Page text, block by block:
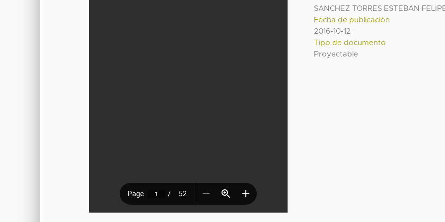
SANCHEZ TORRES ESTEBAN
Fecha de publicación
2016-10-12
Tipo de documento
Proyectable